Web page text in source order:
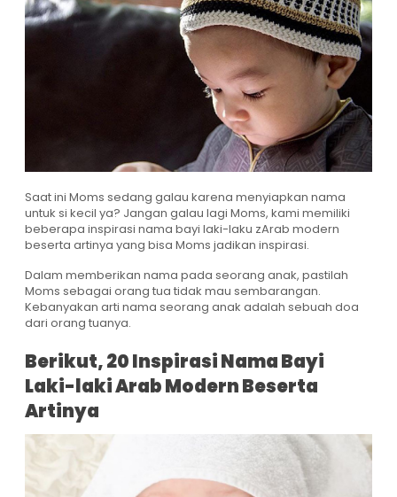
Saat ini Moms sedang galau karena menyiapkan nama
untuk si kecil ya? Jangan galau lagi Moms, kami memiliki
beberapa inspirasi nama bayi laki-laku zArab modern
beserta artinya yang bisa Moms jadikan inspirasi.
Dalam memberikan nama pada seorang anak, pastilah
Moms sebagai orang tua tidak mau sembarangan.
Kebanyakan arti nama seorang anak adalah sebuah doa
dari orang tuanya.
Berikut, 20 Inspirasi Nama Bayi
Laki-laki Arab Modern Beserta
Artinya